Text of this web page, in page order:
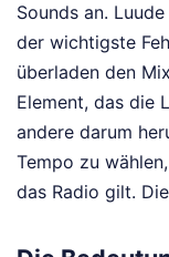
Sounds an.
der wichtigste
überladen den
Element, das die
andere darum
Tempo zu
das Radio gilt.